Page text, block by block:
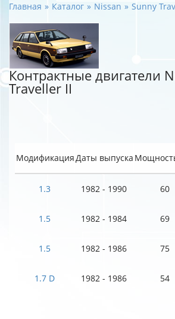
Главная Каталог Nissan Sunny
Контрактные двигатели
Traveller II
МодификацияДаты выпуска
1.3 1982 - 1990 60
1.5 1982 - 1984 69
1.5 1982 - 1986 75
1.7 D 1982 - 1986 54